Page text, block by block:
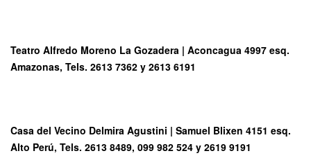
Teatro Alfredo Moreno La Gozadera | Aconcagua 4997 esq.
Amazonas, Tels. 2613 7362 y 2613 6191
Casa del Vecino Delmira Agustini | Samuel Blixen 4151 esq.
Alto Perú, Tels. 2613 8489, 099 982 524 y 2619 9191